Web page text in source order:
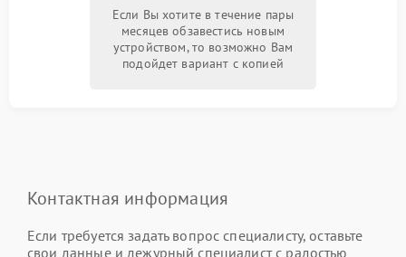
Если Вы хотите в течение пары
месяцев обзавестись новым
устройством, то возможно Вам
подойдет вариант с копией
Контактная информация
Если требуется задать вопрос специалисту, оставьте
свои данные и дежурный специалист с радостью